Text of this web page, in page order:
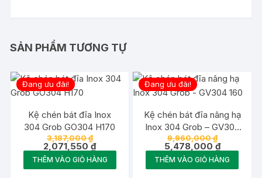
SẢN PHẨM TƯƠNG TỰ
Đang ưu đãi!
Kệ chén bát đĩa Inox
304 Grob GO304 H170
3,187,000₫Giá
gốc
là:
3,187,000 ₫.
2,071,550₫Giá
hiện
tại
là:
THÊM VÀO GIỎ HÀNG
Đang ưu đãi!
Kệ chén bát đĩa nâng hạ
Inox 304 Grob – GV304
160
9,960,000₫Giá
gốc
là:
9,960,000
5,478,000₫Giá
hiện
tại
là:
THÊM VÀO GIỎ HÀNG